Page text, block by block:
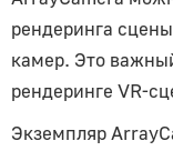
Интеграция с
Комплект
Серверный
рендеринга
камер. Это
рендеринге VR-
Экземпляр